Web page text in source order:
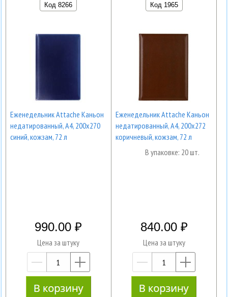
Код 8266
Еженедельник Attache Каньон
недатированный, А4, 200х270
синий, кожзам, 72 л
990.00
Цена за штуку
—
Код 1965
Еженедельник Attache Каньон
недатированный, А4, 200х272
коричневый, кожзам, 72 л
В упаковке: 20 шт.
840.00
Цена за штуку
—